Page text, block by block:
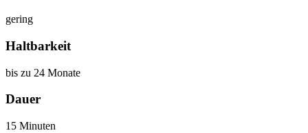
gering
Haltbarkeit
bis zu 24 Monate
Dauer
15 Minuten